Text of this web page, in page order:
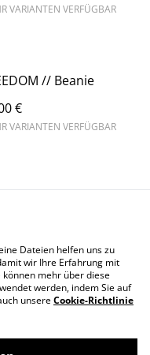
VARIANTEN VERFÜGBAR
// Beanie
€
VARIANTEN VERFÜGBAR
AGBs
Richtlinien
Dateien helfen uns zu
wir Ihre Erfahrung mit
mehr über diese
werden, indem Sie auf
unsereCookie-Richtlinie